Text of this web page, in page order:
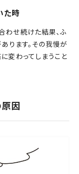
た時
わせ続けた結果、ふ
ります。その我慢が
変わってしまうこと
因